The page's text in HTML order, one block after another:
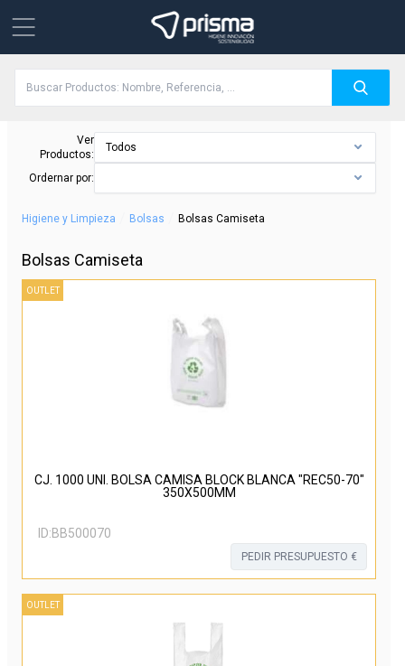
Ver
Productos:
Todos
Ordernar por:
Higiene y Limpieza Bolsas Bolsas Camiseta
Bolsas Camiseta
OUTLET
CJ. 1000 UNI. BOLSA CAMISA BLOCK BLANCA "REC50-70"
350X500MM
ID:BB500070
PEDIR PRESUPUESTO €
OUTLET